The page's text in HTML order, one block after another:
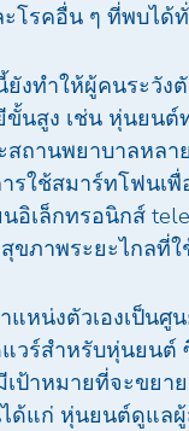
โรคอื่น ๆ ที่พบได้
ยังทำให้ผู้คนระวั
ขั้นสูง เช่น หุ่นยน
ถานพยาบาลหล
รใช้สมาร์ทโฟนเ
นอิเล็กทรอนิกส์
ภาพระยะไกลที่ใ
แหน่งตัวเองเป็น
ร์สำหรับหุ่นยนต์
ป้าหมายที่จะขย
ได้แก่ หุ่นยนต์ดูแล